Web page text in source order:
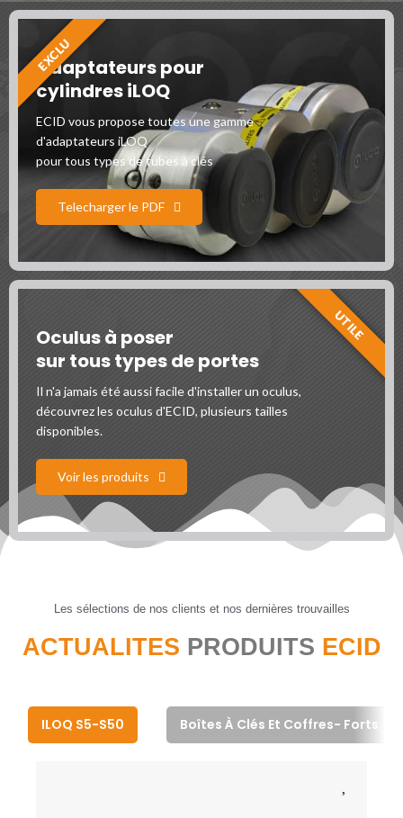
Adaptateurs pour
cylindres iLOQ
ECID vous propose toutes une gamme
d'adaptateurs iLOQ
pour tous types de tubes à clés
Telecharger le PDF
EXCLU
Oculus à poser
sur tous types de portes
Il n'a jamais été aussi facile d'installer un oculus,
découvrez les oculus d'ECID, plusieurs tailles
disponibles.
Voir les produits
UTILE
Les sélections de nos clients et nos dernières trouvailles
ACTUALITES PRODUITS ECID
ILOQ S5-S50 Boîtes À Clés Et Coffres- Forts